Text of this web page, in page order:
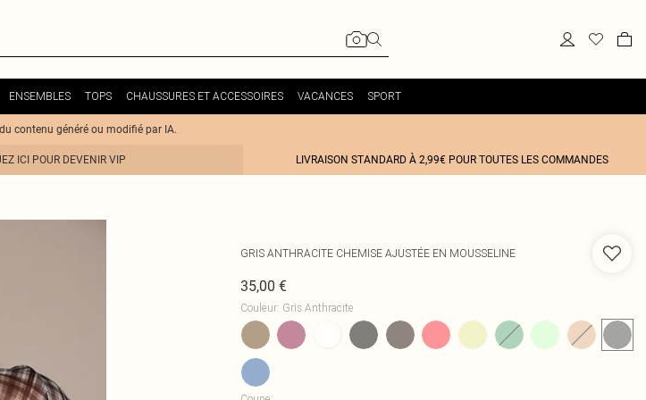
ENSEMBLES TOPS CHAUSSURES ET ACCESSOIRES VACANCES SPORT
contenu généré ou modifié par IA.
ICI POUR DEVENIR VIP LIVRAISON STANDARD À 2,99€ POUR TOUTES LES COMMANDES
GRIS ANTHRACITE CHEMISE AJUSTÉE EN MOUSSELINE
35,00 €
Couleur: Gris Anthracite